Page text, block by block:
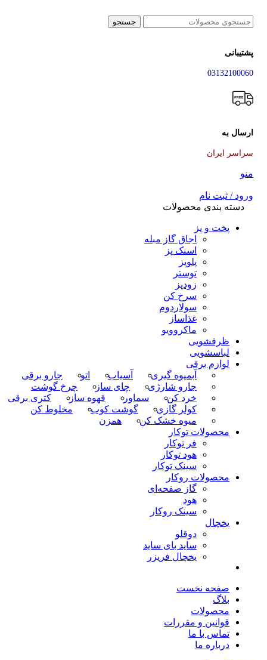
جستجو
پشتیبانی
03132100060
ارسال به
سراسر ایران
منو
ورود / ثبت نام
دسته بندی محصولات
پخت و پز
اجاق گاز مبله
اسنک پز
پلوپز
توستر
زودپز
سرخ کن
سولاردوم
غذاساز
ماکروویو
ظرفشویی
لباسشویی
لوازم برقی
آبمیوه گیری
آسیاب اتو
جارو برقی
جارو شارژی
چای ساز
چرخ گوشت
خرد کن
سماور قهوه ساز
کتری برقی
کولر گازی
گوشت کوب
مخلوط کن
میوه خشک کن
همزن
محصولات توکار
فر توکار
هود توکار
سینک توکار
محصولات روکار
گاز صفحه‌ای
هود
سینک روکار
یخچال
دوقلو
ساید بای ساید
یخچال فریزر
صفحه نخست
بلاگ
محصولات
قوانین و مقررات
تماس با ما
درباره ما